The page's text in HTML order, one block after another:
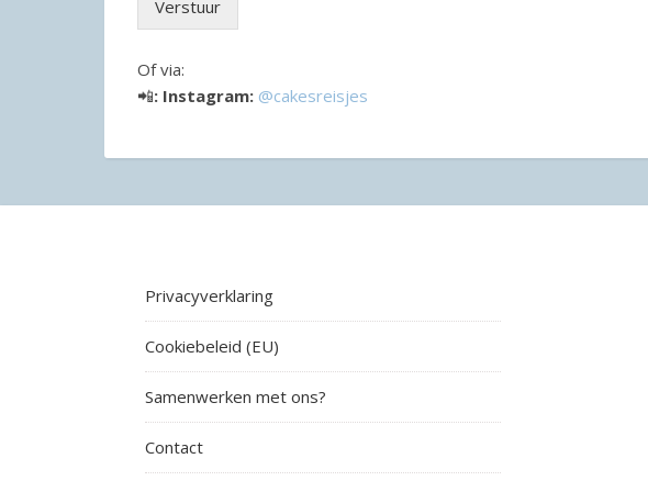
Verstuur
Of via:
📲: Instagram: @cakesreisjes
Privacyverklaring
Cookiebeleid (EU)
Samenwerken met ons?
Contact